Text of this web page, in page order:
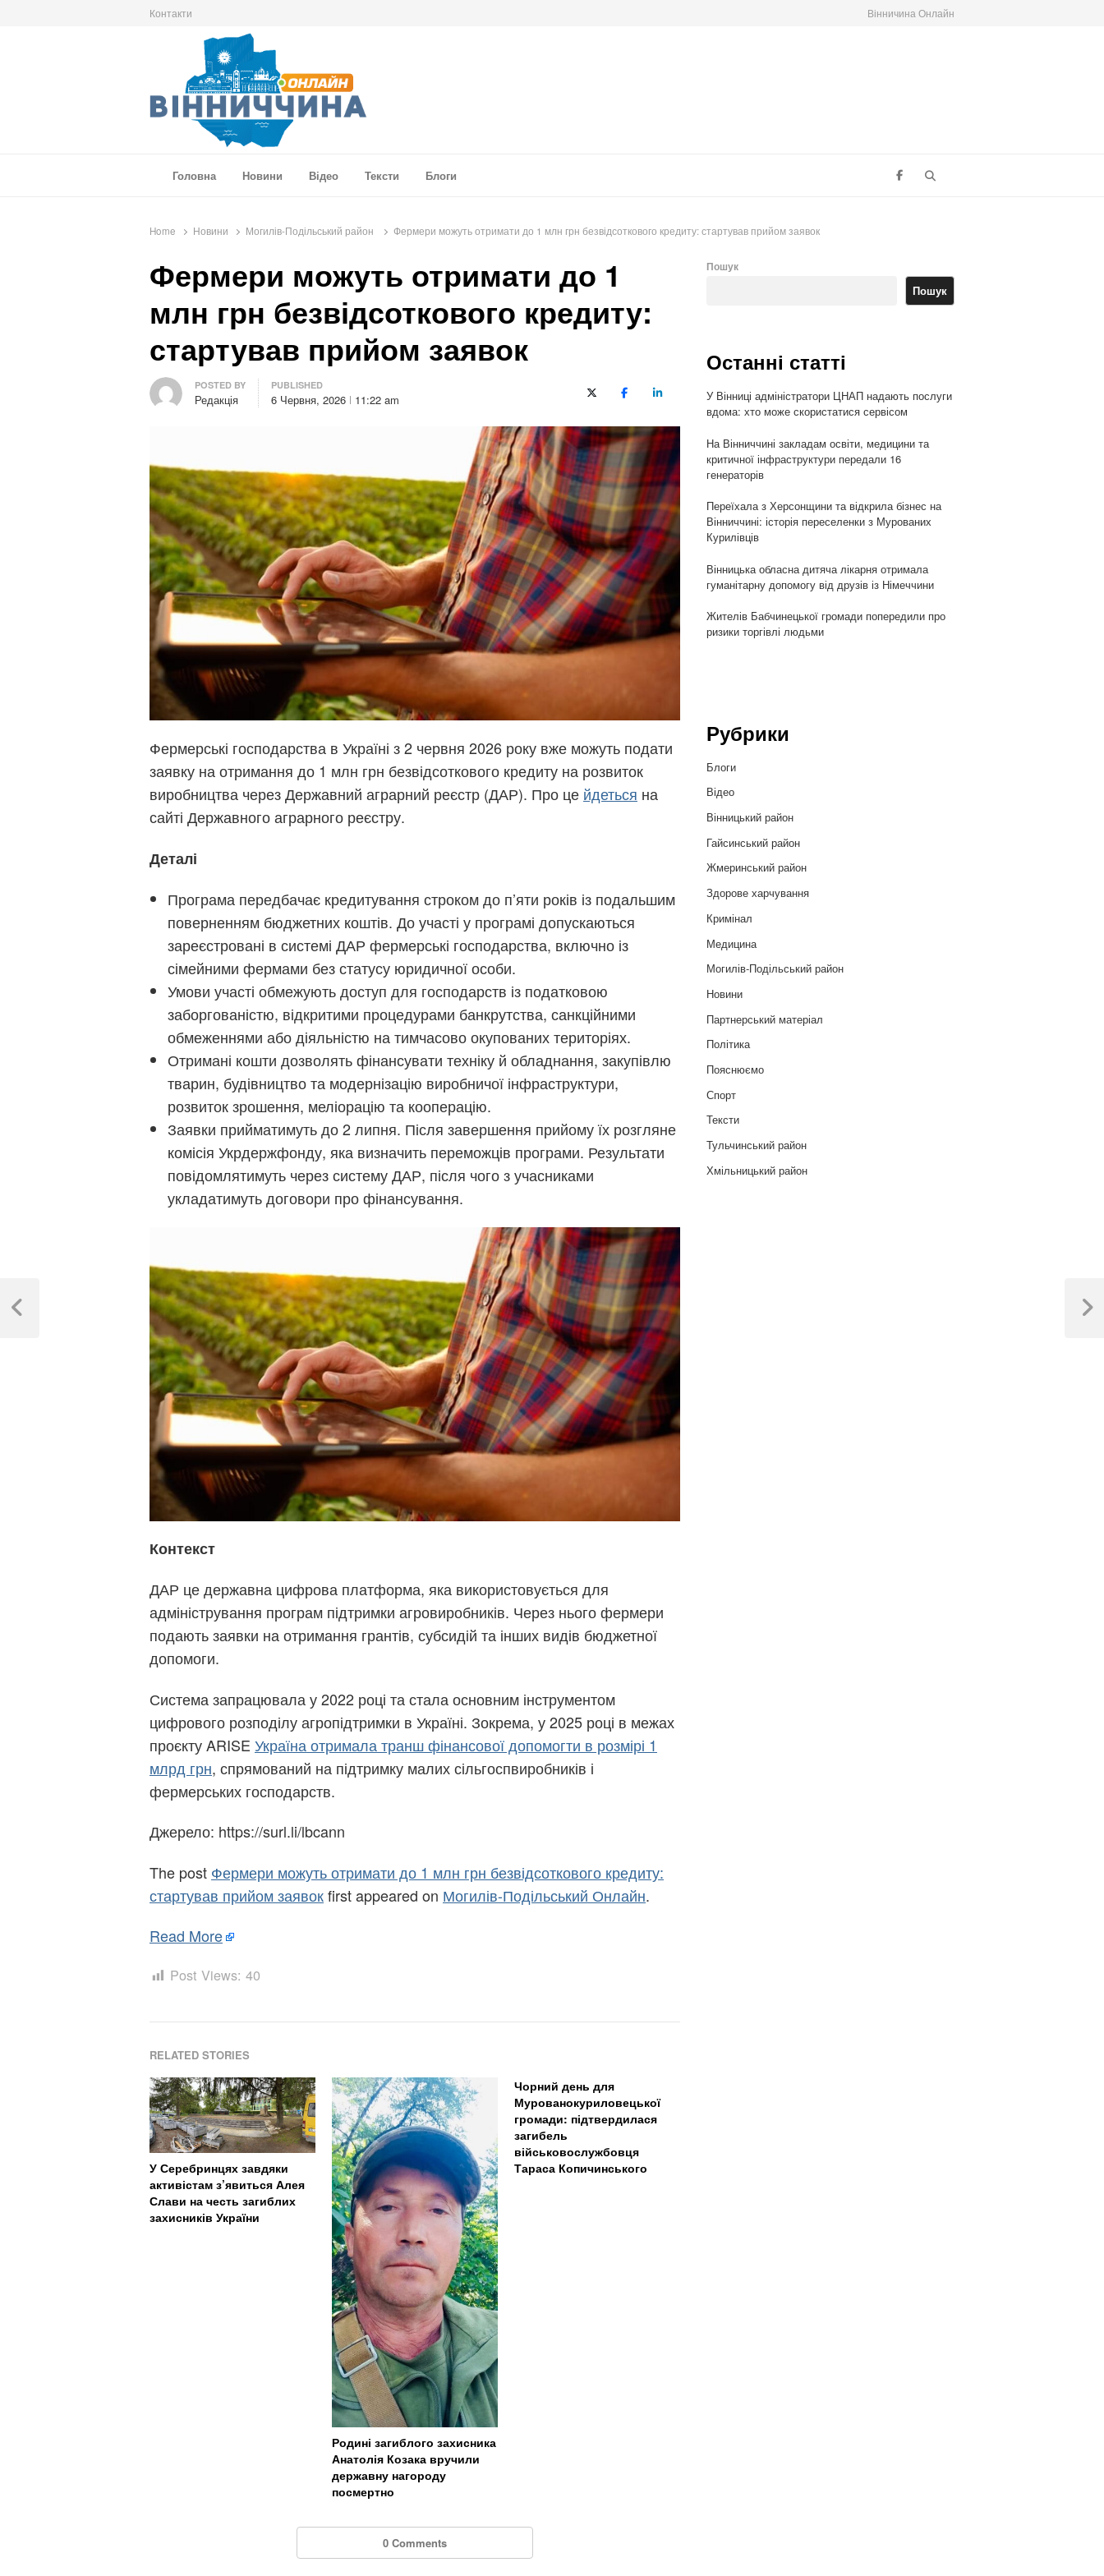
Контакти Вінничина Онлайн
Головна
Новини Відео Тексти Блоги
Home Новини Могилів-Подільський район Фермери можуть отримати до 1 млн грн безвідсоткового кредиту: стартував прийом заявок
Фермери можуть отримати до 1
млн грн безвідсоткового кредиту:
стартував прийом заявок
Author
POSTED BY
Редакція
PUBLISHED
6 Червня, 2026 11:22 am X (Twitter)FacebookLinkedIn
Фермерські господарства в Україні з 2 червня 2026 року вже можуть подати
заявку на отримання до 1 млн грн безвідсоткового кредиту на розвиток
виробництва через Державний аграрний реєстр (ДАР). Про це йдеться на
сайті Державного аграрного реєстру.
Деталі
Програма передбачає кредитування строком до п’яти років із подальшим
поверненням бюджетних коштів. До участі у програмі допускаються
зареєстровані в системі ДАР фермерські господарства, включно із
сімейними фермами без статусу юридичної особи.
Умови участі обмежують доступ для господарств із податковою
заборгованістю, відкритими процедурами банкрутства, санкційними
обмеженнями або діяльністю на тимчасово окупованих територіях.
Отримані кошти дозволять фінансувати техніку й обладнання, закупівлю
тварин, будівництво та модернізацію виробничої інфраструктури,
розвиток зрошення, меліорацію та кооперацію.
Заявки прийматимуть до 2 липня. Після завершення прийому їх розгляне
комісія Укрдержфонду, яка визначить переможців програми. Результати
повідомлятимуть через систему ДАР, після чого з учасниками
укладатимуть договори про фінансування.
Контекст
ДАР це державна цифрова платформа, яка використовується для
адміністрування програм підтримки агровиробників. Через нього фермери
подають заявки на отримання грантів, субсидій та інших видів бюджетної
допомоги.
Система запрацювала у 2022 році та стала основним інструментом
цифрового розподілу агропідтримки в Україні. Зокрема, у 2025 році в межах
проєкту ARISE Україна отримала транш фінансової допомогти в розмірі 1
млрд грн, спрямований на підтримку малих сільгоспвиробників і
фермерських господарств.
Джерело: https://surl.li/lbcann
The post Фермери можуть отримати до 1 млн грн безвідсоткового кредиту:
стартував прийом заявокfirst appeared on Могилів-Подільський Онлайн.
Read More
Post Views: 40
RELATED STORIES
У Серебринцях завдяки
активістам з’явиться Алея
Слави на честь загиблих
захисників України
Родині загиблого захисника
Анатолія Козака вручили
державну нагороду
посмертно
Чорний день для
Мурованокуриловецької
громади: підтвердилася
загибель
військовослужбовця
Тараса Копичинського
0 Comments
записів
Previous
Next
Пошук
Пошук
Останні статті
У Вінниці адміністратори ЦНАП надають послуги
вдома: хто може скористатися сервісом
На Вінниччині закладам освіти, медицини та
критичної інфраструктури передали 16
генераторів
Переїхала з Херсонщини та відкрила бізнес на
Вінниччині: історія переселенки з Мурованих
Курилівців
Вінницька обласна дитяча лікарня отримала
гуманітарну допомогу від друзів із Німеччини
Жителів Бабчинецької громади попередили про
ризики торгівлі людьми
Рубрики
Блоги
Відео
Вінницький район
Гайсинський район
Жмеринський район
Здорове харчування
Кримінал
Медицина
Могилів-Подільський район
Новини
Партнерський матеріал
Політика
Пояснюємо
Спорт
Тексти
Тульчинський район
Хмільницький район